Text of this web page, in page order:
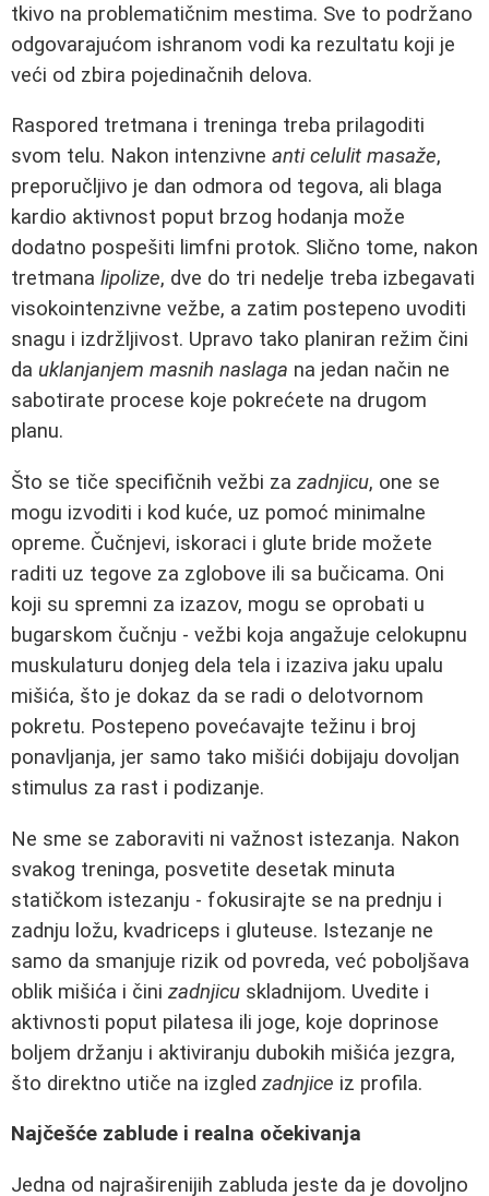
tkivo na problematičnim mestima. Sve to podržano
odgovarajućom ishranom vodi ka rezultatu koji je
veći od zbira pojedinačnih delova.
Raspored tretmana i treninga treba prilagoditi
svom telu. Nakon intenzivne anti celulit masaže,
preporučljivo je dan odmora od tegova, ali blaga
kardio aktivnost poput brzog hodanja može
dodatno pospešiti limfni protok. Slično tome, nakon
tretmana lipolize, dve do tri nedelje treba izbegavati
visokointenzivne vežbe, a zatim postepeno uvoditi
snagu i izdržljivost. Upravo tako planiran režim čini
da uklanjanjem masnih naslaga na jedan način ne
sabotirate procese koje pokrećete na drugom
planu.
Što se tiče specifičnih vežbi za zadnjicu, one se
mogu izvoditi i kod kuće, uz pomoć minimalne
opreme. Čučnjevi, iskoraci i glute bride možete
raditi uz tegove za zglobove ili sa bučicama. Oni
koji su spremni za izazov, mogu se oprobati u
bugarskom čučnju - vežbi koja angažuje celokupnu
muskulaturu donjeg dela tela i izaziva jaku upalu
mišića, što je dokaz da se radi o delotvornom
pokretu. Postepeno povećavajte težinu i broj
ponavljanja, jer samo tako mišići dobijaju dovoljan
stimulus za rast i podizanje.
Ne sme se zaboraviti ni važnost istezanja. Nakon
svakog treninga, posvetite desetak minuta
statičkom istezanju - fokusirajte se na prednju i
zadnju ložu, kvadriceps i gluteuse. Istezanje ne
samo da smanjuje rizik od povreda, već poboljšava
oblik mišića i čini zadnjicu skladnijom. Uvedite i
aktivnosti poput pilatesa ili joge, koje doprinose
boljem držanju i aktiviranju dubokih mišića jezgra,
što direktno utiče na izgled zadnjice iz profila.
Najčešće zablude i realna očekivanja
Jedna od najraširenijih zabluda jeste da je dovoljno